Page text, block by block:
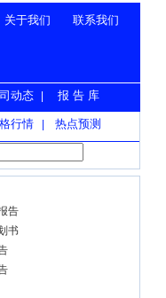
关于我们 联系我们
动态 报 告 库
行情 热点预测
告
书